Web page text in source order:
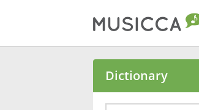
Български
Dictionary